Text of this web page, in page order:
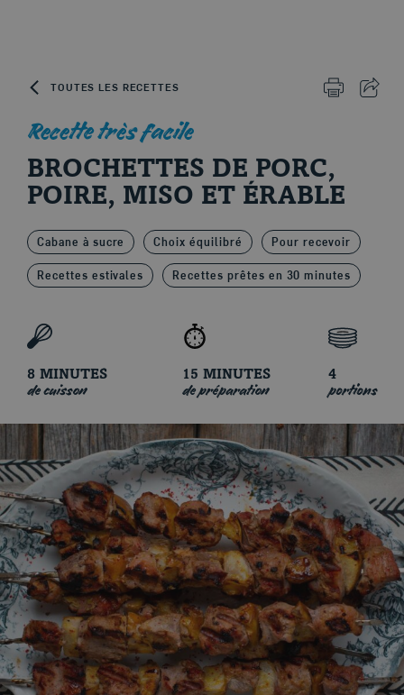
Le porc d'ici
Coupes et cuissons
Nos recettes
TOUTES LES RECETTES IMPRIMER
Recette très facile
BROCHETTES DE PORC,
POIRE, MISO ET ÉRABLE
Cabane à sucre Choix équilibré Pour recevoir
Recettes estivales Recettes prêtes en 30 minutes
8 MINUTES
de cuisson
15 MINUTES
de préparation
4
portions